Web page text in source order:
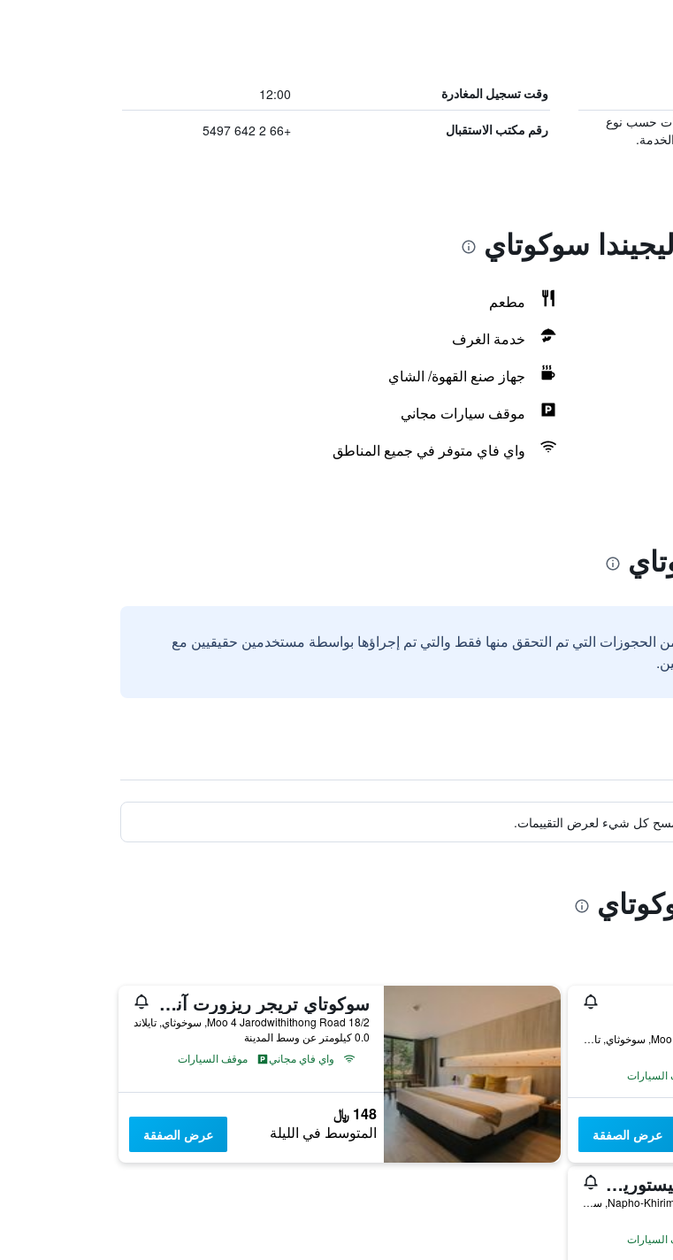
وقت تسجيل المغادرة 12:00
حسب نوع
رقم مكتب الاستقبال +66 2 642 5497
سوكوتاي
مطعم
خدمة الغرف
جهاز صنع القهوة/ الشاي
موقف سيارات مجاني
واي فاي متوفر في جميع المناطق
الحجوزات التي تم التحقق منها فقط والتي تم إجراؤها بواسطة مستخدمين حقيقيين مع
مسح كل شيء لعرض التقييمات.
214/4 Moo 2, Mueangkao, Mueang, سوخوثاي, تايلاند
عرض الصفقة
سوكوتاي تريجر ريزورت آند سبا - اعتماد SHA Plus
18/2 Moo 4 Jarodwithithong Road, سوخوثاي, تايلاند
0.0 كيلومتر عن وسط المدينة
واي فاي مجاني
موقف السيارات
148 ﷼
المتوسط في الليلة عرض الصفقة
لو شارم سوكوتاي هيستوريكال بارك ريزورت
9/9 Napho-Khirimas Rd, Tambon Muangkao, سوخوثاي, تايلاند